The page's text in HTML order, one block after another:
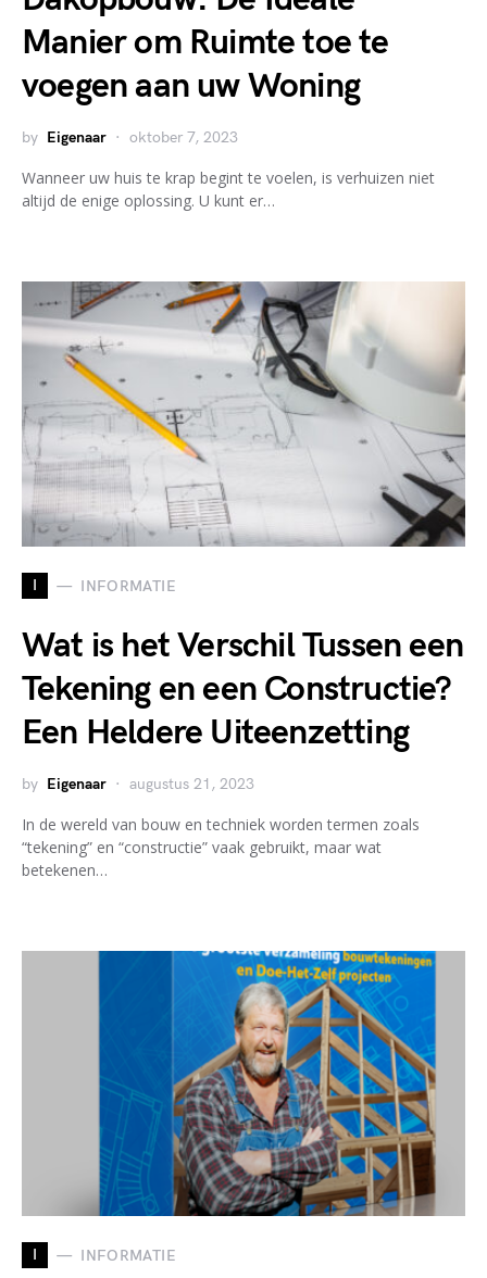
Manier om Ruimte toe te
voegen aan uw Woning
by Eigenaar oktober 7, 2023
Wanneer uw huis te krap begint te voelen, is verhuizen niet
altijd de enige oplossing. U kunt er…
I INFORMATIE
Wat is het Verschil Tussen een
Tekening en een Constructie?
Een Heldere Uiteenzetting
by Eigenaar augustus 21, 2023
In de wereld van bouw en techniek worden termen zoals
“tekening” en “constructie” vaak gebruikt, maar wat
betekenen…
I INFORMATIE